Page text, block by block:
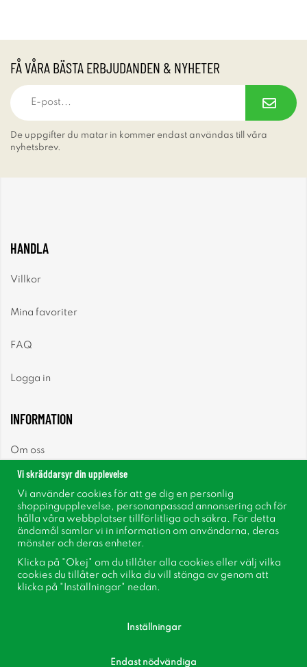
FÅ VÅRA BÄSTA ERBJUDANDEN & NYHETER
De uppgifter du matar in kommer endast användas till våra
nyhetsbrev.
HANDLA
Villkor
Mina favoriter
FAQ
Logga in
INFORMATION
Om oss
Nyhetsbrev
Om cookies
Inspiration
Vi skräddarsyr din upplevelse
Vi använder cookies för att ge dig en personlig
shoppingupplevelse, personanpassad annonsering och för
hålla våra webbplatser tillförlitliga och säkra. För detta
ändamål samlar vi in information om användarna, deras
mönster och deras enheter.
Klicka på "Okej" om du tillåter alla cookies eller välj vilka
cookies du tillåter och vilka du vill stänga av genom att
klicka på "Inställningar" nedan.
Inställningar
Endast nödvändiga